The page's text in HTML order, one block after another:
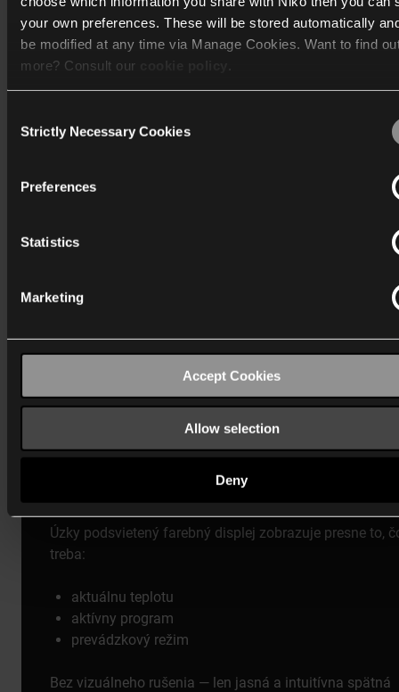
your own preferences. These will be stored automatically
be modified at any time via Manage Cookies. Want to find
more? Consult our
We work with40 third parties
who may receive and
Selection
Strictly Necessary Cookies
Preferences
Statistics
Marketing
Accept Cookies
Allow selection
Deny
Temporarily override schedules
Control heating or cooling modes
Rafinovaný dizajn
Minimálny displej, maximálna prehľadnosť
Úzky podsvietený farebný displej zobrazuje presne to,
treba:
aktuálnu teplotu
aktívny program
prevádzkový režim
Bez vizuálneho rušenia — len jasná a intuitívna spätná